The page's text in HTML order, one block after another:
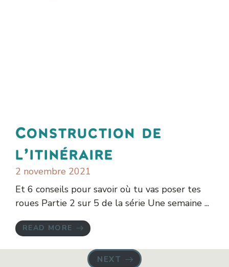
Construction de
l’itinéraire
2 novembre 2021
Et 6 conseils pour savoir où tu vas poser tes
roues Partie 2 sur 5 de la série Une semaine ...
READ MORE
NEXT